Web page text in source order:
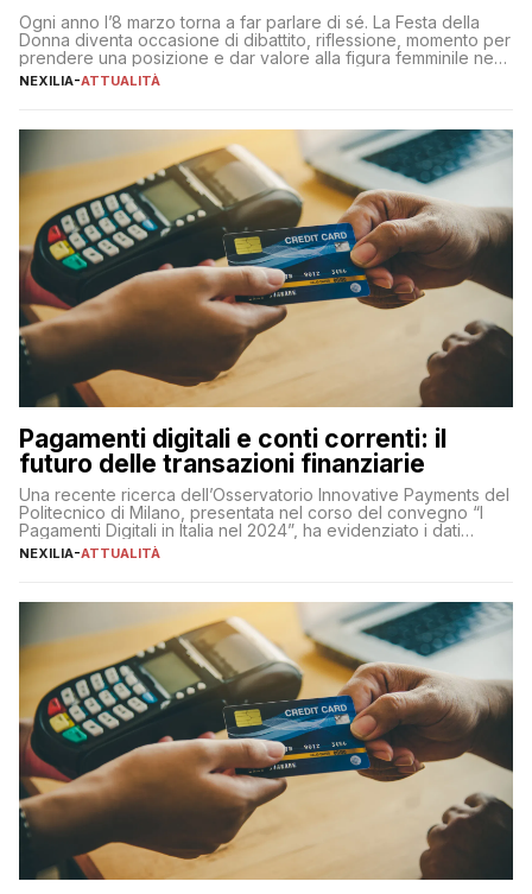
Ogni anno l’8 marzo torna a far parlare di sé. La Festa della
Donna diventa occasione di dibattito, riflessione, momento per
prendere una posizione e dar valore alla figura femminile nella
sua complessità e crucialità. A lanciare un messaggio “forte e
NEXILIA-ATTUALITÀ
Pagamenti digitali e conti correnti: il
futuro delle transazioni finanziarie
Una recente ricerca dell’Osservatorio Innovative Payments del
Politecnico di Milano, presentata nel corso del convegno “I
Pagamenti Digitali in Italia nel 2024”, ha evidenziato i dati
definitivi del primo semestre 2024 relativamente alle
NEXILIA-ATTUALITÀ